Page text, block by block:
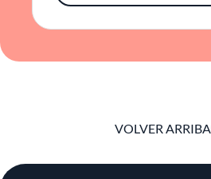
VOLVER ARRIBA